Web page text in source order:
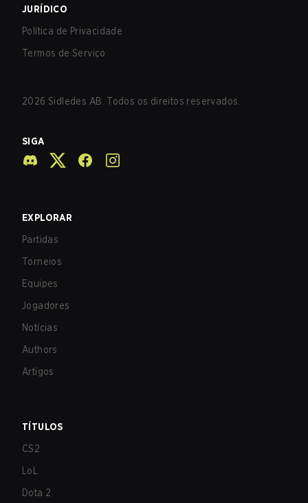
JURÍDICO
Política de Privacidade
Termos de Serviço
2026 Sidledes AB. Todos os direitos reservados.
SIGA
EXPLORAR
Partidas
Torneios
Equipes
Jogadores
Notícias
Authors
Artigos
TÍTULOS
CS2
LoL
Dota 2